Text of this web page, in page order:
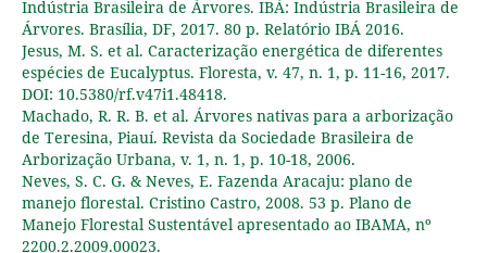
Indústria Brasileira de Árvores. IBÁ: Indústria Brasileira de
Árvores. Brasília, DF, 2017. 80 p. Relatório IBÁ 2016.
Jesus, M. S. et al. Caracterização energética de diferentes
espécies de Eucalyptus. Floresta, v. 47, n. 1, p. 11-16, 2017.
DOI: 10.5380/rf.v47i1.48418.
Machado, R. R. B. et al. Árvores nativas para a arborização
de Teresina, Piauí. Revista da Sociedade Brasileira de
Arborização Urbana, v. 1, n. 1, p. 10-18, 2006.
Neves, S. C. G. & Neves, E. Fazenda Aracaju: plano de
manejo florestal. Cristino Castro, 2008. 53 p. Plano de
Manejo Florestal Sustentável apresentado ao IBAMA, nº
2200.2.2009.00023.